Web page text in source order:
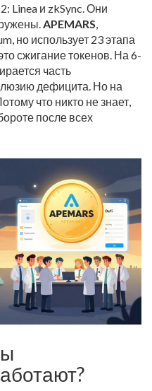
Linea и zkSync. Они
APEMARS
но использует 23 этапа
сжигание токенов. На 6-
часть
дефицита. Но на
что никто не знает,
после всех